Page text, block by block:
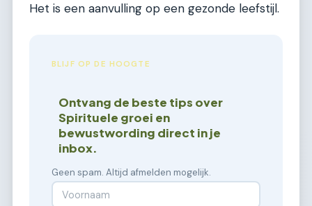
Het is een aanvulling op een gezonde leefstijl.
BLIJF OP DE HOOGTE
Ontvang de beste tips over
Spirituele groei en
bewustwording direct in je
inbox.
Geen spam. Altijd afmelden mogelijk.